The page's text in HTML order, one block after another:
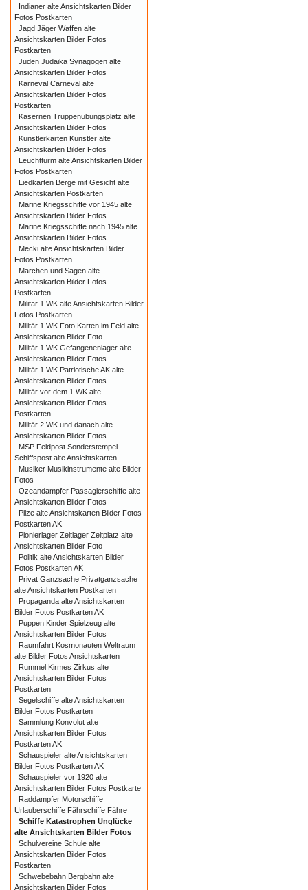
Indianer alte Ansichtskarten Bilder
Fotos Postkarten
Jagd Jäger Waffen alte
Ansichtskarten Bilder Fotos
Postkarten
Juden Judaika Synagogen alte
Ansichtskarten Bilder Fotos
Karneval Carneval alte
Ansichtskarten Bilder Fotos
Postkarten
Kasernen Truppenübungsplatz alte
Ansichtskarten Bilder Fotos
Künstlerkarten Künstler alte
Ansichtskarten Bilder Fotos
Leuchtturm alte Ansichtskarten Bilder
Fotos Postkarten
Liedkarten Berge mit Gesicht alte
Ansichtskarten Postkarten
Marine Kriegsschiffe vor 1945 alte
Ansichtskarten Bilder Fotos
Marine Kriegsschiffe nach 1945 alte
Ansichtskarten Bilder Fotos
Mecki alte Ansichtskarten Bilder
Fotos Postkarten
Märchen und Sagen alte
Ansichtskarten Bilder Fotos
Postkarten
Militär 1.WK alte Ansichtskarten Bilder
Fotos Postkarten
Militär 1.WK Foto Karten im Feld alte
Ansichtskarten Bilder Foto
Militär 1.WK Gefangenenlager alte
Ansichtskarten Bilder Fotos
Militär 1.WK Patriotische AK alte
Ansichtskarten Bilder Fotos
Militär vor dem 1.WK alte
Ansichtskarten Bilder Fotos
Postkarten
Militär 2.WK und danach alte
Ansichtskarten Bilder Fotos
MSP Feldpost Sonderstempel
Schiffspost alte Ansichtskarten
Musiker Musikinstrumente alte Bilder
Fotos
Ozeandampfer Passagierschiffe alte
Ansichtskarten Bilder Fotos
Pilze alte Ansichtskarten Bilder Fotos
Postkarten AK
Pionierlager Zeltlager Zeltplatz alte
Ansichtskarten Bilder Foto
Politik alte Ansichtskarten Bilder
Fotos Postkarten AK
Privat Ganzsache Privatganzsache
alte Ansichtskarten Postkarten
Propaganda alte Ansichtskarten
Bilder Fotos Postkarten AK
Puppen Kinder Spielzeug alte
Ansichtskarten Bilder Fotos
Raumfahrt Kosmonauten Weltraum
alte Bilder Fotos Ansichtskarten
Rummel Kirmes Zirkus alte
Ansichtskarten Bilder Fotos
Postkarten
Segelschiffe alte Ansichtskarten
Bilder Fotos Postkarten
Sammlung Konvolut alte
Ansichtskarten Bilder Fotos
Postkarten AK
Schauspieler alte Ansichtskarten
Bilder Fotos Postkarten AK
Schauspieler vor 1920 alte
Ansichtskarten Bilder Fotos Postkarte
Raddampfer Motorschiffe
Urlauberschiffe Fährschiffe Fähre
Schiffe Katastrophen Unglücke
alte Ansichtskarten Bilder Fotos
Schulvereine Schule alte
Ansichtskarten Bilder Fotos
Postkarten
Schwebebahn Bergbahn alte
Ansichtskarten Bilder Fotos